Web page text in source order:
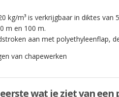
kg/m³ is verkrijgbaar in diktes
m en 100 m.
aan met polyethyleenflap,
van chapewerken
wat je ziet van